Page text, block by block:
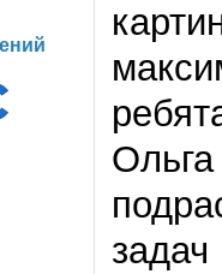
Ольга